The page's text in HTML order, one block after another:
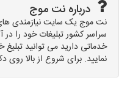
درباره نت موج
نت موج یک سایت نیازمندی
سراسر کشور تبلیغات خود را
خدماتی دارید می توانید
نمایید. برای شروع از بالا روی